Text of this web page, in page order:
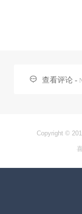
 查看评论 -
Copyright ©